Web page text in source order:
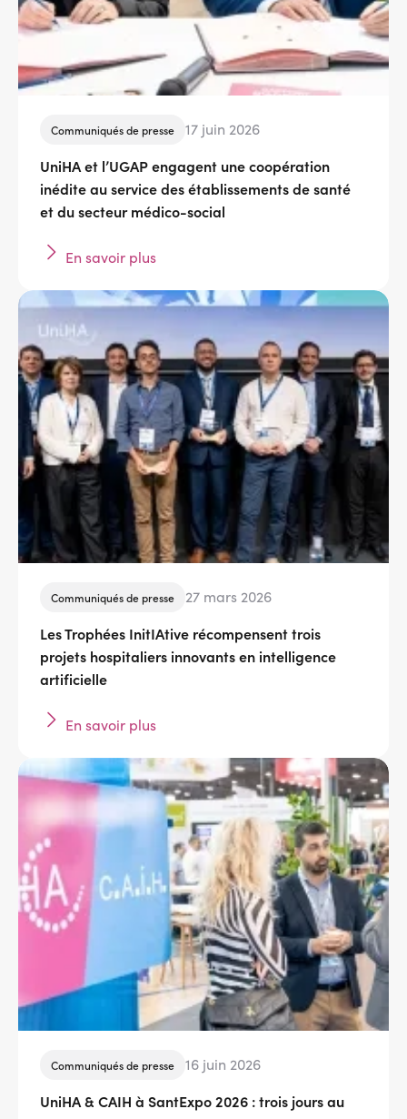
Communiqués de presse 17 juin 2026
UniHA et l’UGAP engagent une coopération
inédite au service des établissements de santé
et du secteur médico-social
En savoir plus
Communiqués de presse 27 mars 2026
Les Trophées InitIAtive récompensent trois
projets hospitaliers innovants en intelligence
artificielle
En savoir plus
Communiqués de presse 16 juin 2026
UniHA & CAIH à SantExpo 2026 : trois jours au